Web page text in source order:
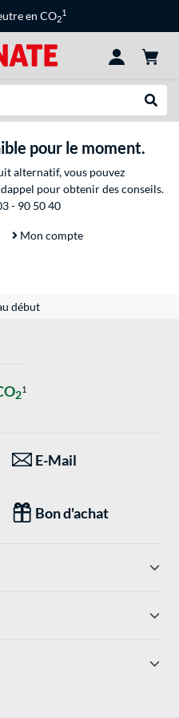
en CO2
1
pour le moment.
alternatif, vous pouvez
pour obtenir des conseils.
- 90 50 40
Mon compte
début
21
E-Mail
Bon d'achat